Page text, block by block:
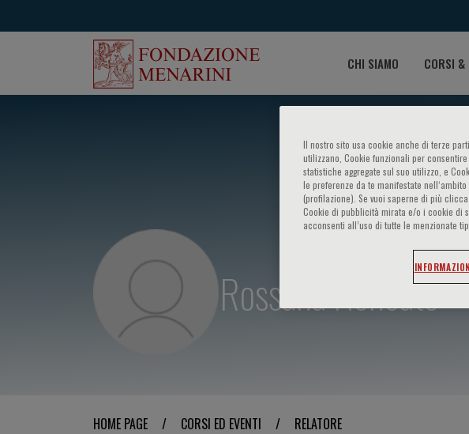
CHI SIAMO CORSI &
Rossana Roncato
HOME PAGE / CORSI ED EVENTI / RELATORE
Il nostro sito usa cookie anche di terze
utilizzano, Cookie funzionali per
statistiche aggregate sul suo utilizzo, e
le preferenze da te manifestate
(profilazione). Se vuoi saperne di più
Cookie di pubblicità mirata e/o i cookie di
acconsenti all’uso di tutte le menzionate